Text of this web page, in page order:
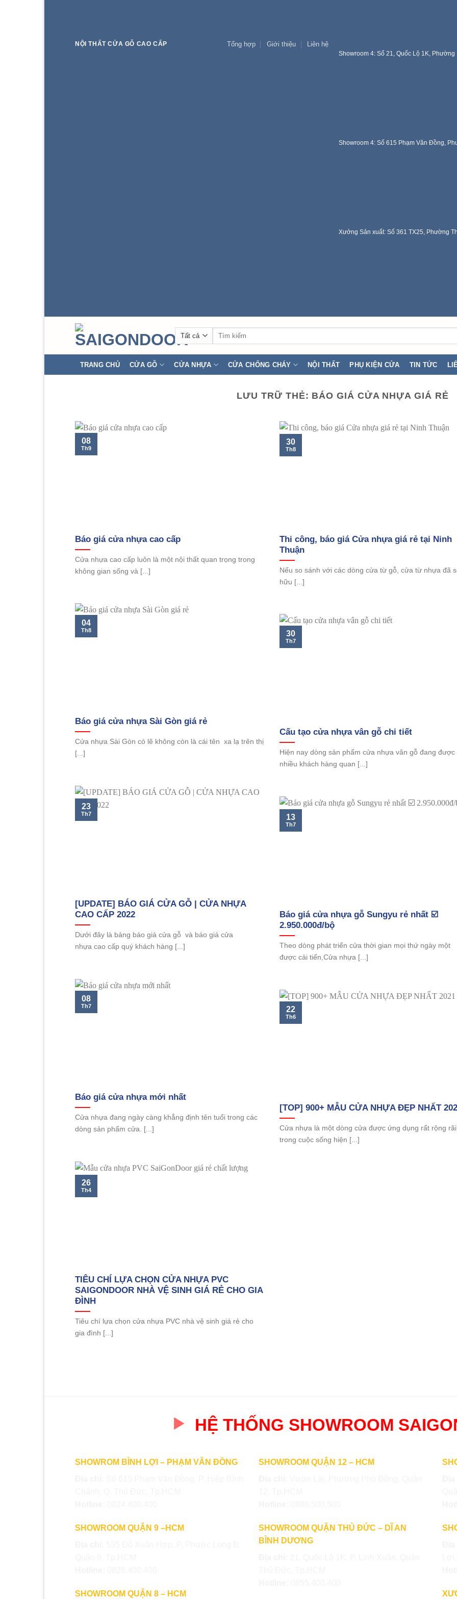
NỘI THẤT CỬA GỖ CAO CẤP Tổng hợp Giới thiệu Liên hệ
Showroom 4: Số 21, Quốc Lộ 1K,
Showroom 4: Số 615 Phạm Văn Đồng,
Xưởng Sản xuất: Số 361 TX25, Phường
Tìm
TRANG CHỦ CỬA GỖ CỬA NHỰA CỬA CHỐNG CHÁY NỘI THẤT PHỤ KIỆN CỬA TIN TỨC
LƯU TRỮ THẺ: BÁO GIÁ CỬA NHỰA GIÁ RẺ
Báo giá cửa nhựa cao cấp
Cửa nhựa cao cấp luôn là một nội thất quan trọng trong
không gian sống và [...]
08
Th9
Thi công, báo giá Cửa nhựa giá rẻ tại Ninh
Thuận
Nếu so sánh với các dòng cửa từ gỗ, cửa từ nhựa đã
hữu [...]
30
Th8
Báo giá cửa nhựa Sài Gòn giá rẻ
Cửa nhựa Sài Gòn có lẽ không còn là cái tên xa lạ trên thị
[...]
04
Th8
Cấu tạo cửa nhựa vân gỗ chi tiết
Hiện nay dòng sản phẩm cửa nhựa vân gỗ đang được
nhiều khách hàng quan [...]
30
Th7
[UPDATE] BÁO GIÁ CỬA GỖ | CỬA NHỰA
CAO CẤP 2022
Dưới đây là bảng báo giá cửa gỗ và báo giá cửa
nhựa cao cấp quý khách hàng [...]
23
Th7
Báo giá cửa nhựa gỗ Sungyu rẻ nhất ☑️
2.950.000đ/bộ
Theo dòng phát triển cửa thời gian mọi thứ ngày một
được cải tiến,Cửa nhựa [...]
13
Th7
Báo giá cửa nhựa mới nhất
Cửa nhựa đang ngày càng khẳng định tên tuổi trong các
dòng sản phẩm cửa. [...]
08
Th7
[TOP] 900+ MẪU CỬA NHỰA ĐẸP NHẤT
Cửa nhựa là một dòng cửa được ứng dụng rất rộng rãi
trong cuộc sống hiện [...]
22
Th6
TIÊU CHÍ LỰA CHỌN CỬA NHỰA PVC
SAIGONDOOR NHÀ VỆ SINH GIÁ RẺ CHO GIA
ĐÌNH
Tiêu chí lựa chọn cửa nhựa PVC nhà vệ sinh giá rẻ cho
gia đình [...]
26
Th4
HỆ THỐNG SHOWROOM
SHOWROM BÌNH LỢI – PHẠM VĂN ĐỒNG
SHOWROOM QUẬN 9 –HCM
SHOWROOM QUẬN 8 – HCM
SHOWROOM QUẬN 12 – HCM
SHOWROOM QUẬN THỦ ĐỨC – DĨ AN
BÌNH DƯƠNG